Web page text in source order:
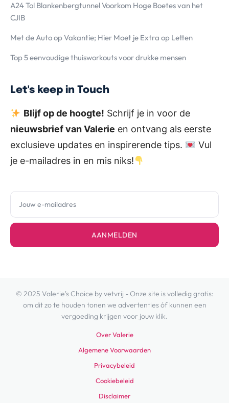
A24 Tol Blankenbergtunnel Voorkom Hoge Boetes van het
CJIB
Met de Auto op Vakantie; Hier Moet je Extra op Letten
Top 5 eenvoudige thuisworkouts voor drukke mensen
Let's keep in Touch
Blijf op de hoogte! Schrijf je in voor de
nieuwsbrief van Valerie en ontvang als eerste
exclusieve updates en inspirerende tips.
Vul
je e-mailadres in en mis niks!
AANMELDEN
© 2025 Valerie's Choice by vetvrij - Onze site is volledig gratis:
om dit zo te houden tonen we advertenties óf kunnen een
vergoeding krijgen voor jouw klik.
Over Valerie
Algemene Voorwaarden
Privacybeleid
Cookiebeleid
Disclaimer